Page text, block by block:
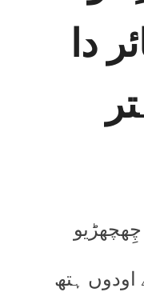
دا
چِھچھڑیو
اودوں ہتھ